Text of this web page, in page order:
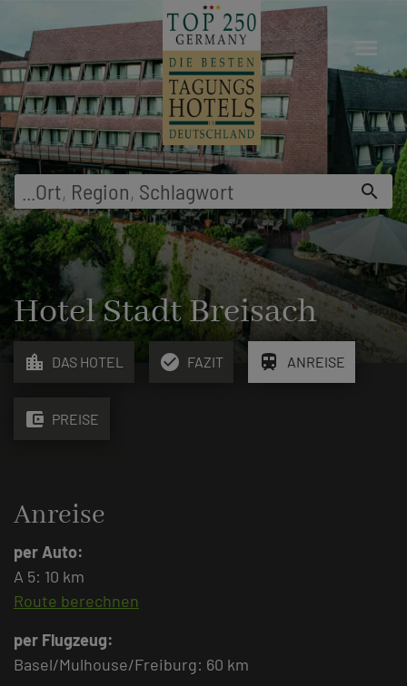
Ort, Region, Schlagwort search
menu
Hotel Stadt Breisach
location_city DAS HOTEL check_circle FAZIT train ANREISE
account_balance_wallet PREISE
Anreise
per Auto:
A 5: 10 km
Route berechnen
per Flugzeug:
Basel/Mulhouse/Freiburg: 60 km